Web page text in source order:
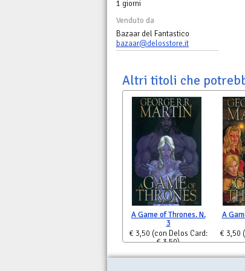
1 giorni
Venduto da
Bazaar del Fantastico
bazaar@delosstore.it
Altri titoli che
A Game of Thrones. N.
3
€ 3,50 (con Delos Card:
€ 3,50)
A
€ 3,50